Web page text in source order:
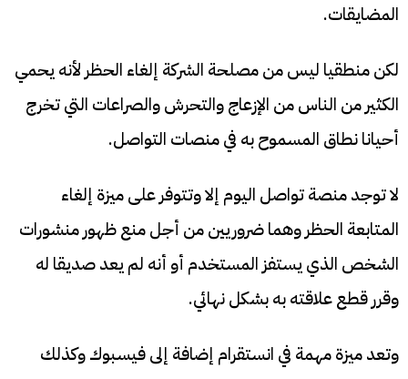
المضايقات.
لكن منطقيا ليس من مصلحة الشركة إلغاء الحظر لأنه يحمي
الكثير من الناس من الإزعاج والتحرش والصراعات التي تخرج
أحيانا نطاق المسموح به في منصات التواصل.
لا توجد منصة تواصل اليوم إلا وتتوفر على ميزة إلغاء
المتابعة الحظر وهما ضروريين من أجل منع ظهور منشورات
الشخص الذي يستفز المستخدم أو أنه لم يعد صديقا له
وقرر قطع علاقته به بشكل نهائي.
وتعد ميزة مهمة في انستقرام إضافة إلى فيسبوك وكذلك